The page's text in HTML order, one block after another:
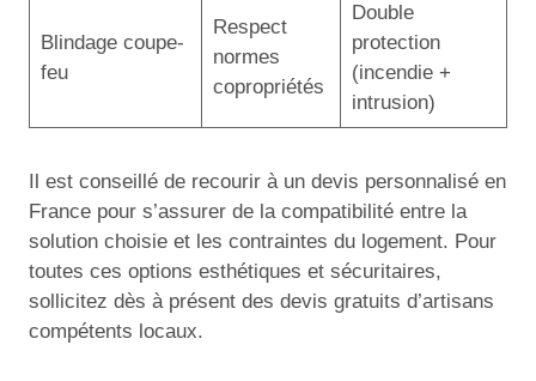
Blindage coupe-
feu
Respect
normes
copropriétés
Double
protection
(incendie +
intrusion)
Il est conseillé de recourir à un devis personnalisé en
France pour s’assurer de la compatibilité entre la
solution choisie et les contraintes du logement. Pour
toutes ces options esthétiques et sécuritaires,
sollicitez dès à présent des devis gratuits d’artisans
compétents locaux.